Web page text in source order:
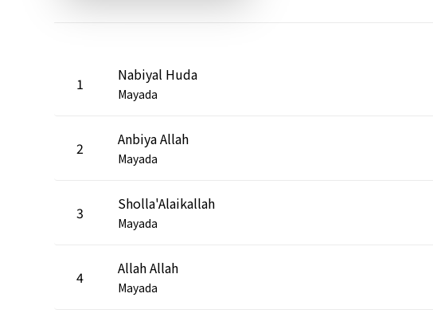
1 Nabiyal Huda
Mayada
2 Anbiya Allah
Mayada
3 Sholla'Alaikallah
Mayada
4 Allah Allah
Mayada